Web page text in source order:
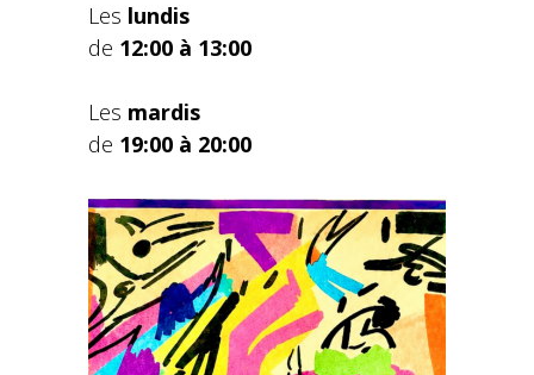
Les lundis
de 12:00 à 13:00
Les mardis
de 19:00 à 20:00